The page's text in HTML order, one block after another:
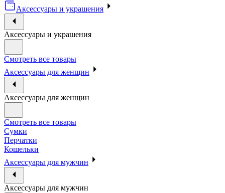
Аксессуары и украшения
Аксессуары и украшения
Смотреть все товары
Аксессуары для женщин
Аксессуары для женщин
Смотреть все товары
Сумки
Перчатки
Кошельки
Аксессуары для мужчин
Аксессуары для мужчин